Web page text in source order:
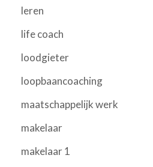
leren
life coach
loodgieter
loopbaancoaching
maatschappelijk werk
makelaar
makelaar 1